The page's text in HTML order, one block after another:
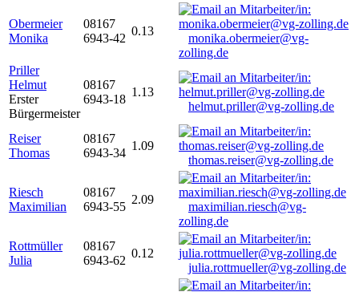
Obermeier
Monika
08167
6943-42
0.13
monika.obermeier@vg-
zolling.de
Priller
Helmut
Erster
Bürgermeister
08167
6943-18
1.13
helmut.priller@vg-zolling.de
Reiser
Thomas
08167
6943-34
1.09
thomas.reiser@vg-zolling.de
Riesch
Maximilian
08167
6943-55
2.09
maximilian.riesch@vg-
zolling.de
Rottmüller
Julia
08167
6943-62
0.12
julia.rottmueller@vg-zolling.de